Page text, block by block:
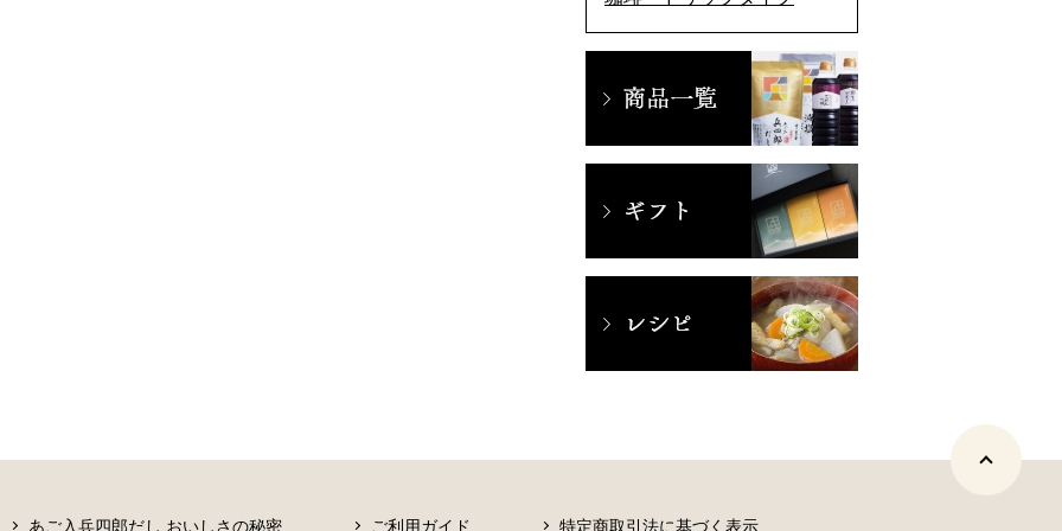
あご入兵四郎だし おいしさの秘密 ご利用ガイド 特定商取引法に基づく表示